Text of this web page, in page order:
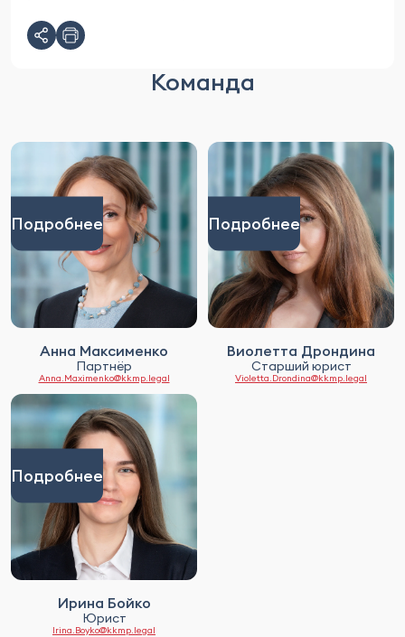
Команда
Подробнее
Анна Максименко
Партнёр
Anna.Maximenko@kkmp.legal
Подробнее
Виолетта Дрондина
Старший юрист
Violetta.Drondina@kkmp.legal
Подробнее
Ирина Бойко
Юрист
Irina.Boyko@kkmp.legal